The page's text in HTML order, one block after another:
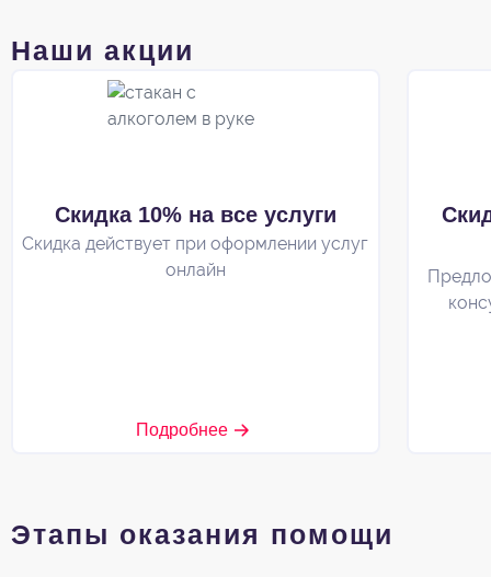
Наши акции
Скидка 10% на все услуги
Скидка действует при оформлении услуг
онлайн
Подробнее
Этапы оказания помощи